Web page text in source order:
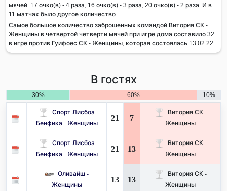
мячей: 17 очко(в) - 4 раза, 16 очко(в) - 3 раза, 20 очко(в) - 2 раза. И в
11 матчах было другое количество.
Самое большое количество заброшенных командой Витория СК -
Женщины в четвертой четверти мячей при игре дома составило 32
в игре против Гуифоес СК - Женщины, которая состоялась 13.02.22.
В гостях
30% 60% 10%
Спорт Лисбоа
Бенфика - Женщины
21 7
Витория СК -
Женщины
Спорт Лисбоа
Бенфика - Женщины
21 13
Витория СК -
Женщины
Оливайш -
Женщины
13 13
Витория СК -
Женщины